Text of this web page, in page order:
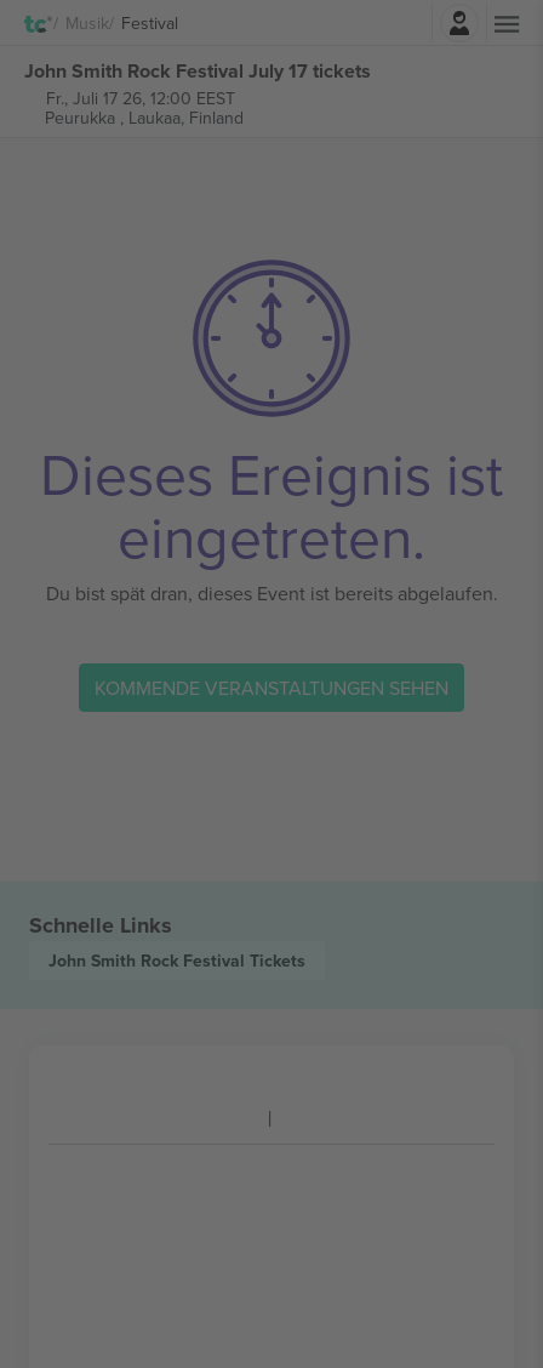
Musik Festival
John Smith Rock Festival July 17 tickets
Fr., Juli 17 26, 12:00 EEST
Peurukka , Laukaa, Finland
Dieses Ereignis ist
eingetreten.
Du bist spät dran, dieses Event ist bereits abgelaufen.
KOMMENDE VERANSTALTUNGEN SEHEN
Schnelle Links
John Smith Rock Festival Tickets